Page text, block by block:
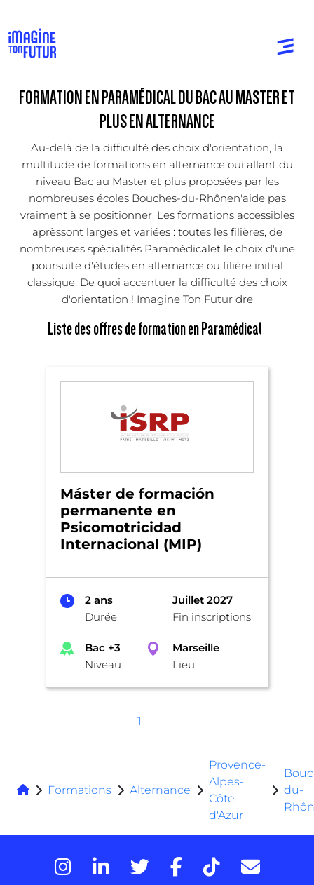
FORMATION EN PARAMÉDICAL DU BAC AU MASTER ET
PLUS EN ALTERNANCE
Au-delà de la difficulté des choix d'orientation, la
multitude de formations en alternance oui allant du
niveau Bac au Master et plus proposées par les
nombreuses écoles Bouches-du-Rhônen'aide pas
vraiment à se positionner. Les formations accessibles
aprèssont larges et variées : toutes les filières, de
nombreuses spécialités Paramédicalet le choix d'une
poursuite d'études en alternance ou filière initial
classique. De quoi accentuer la difficulté des choix
d'orientation ! Imagine Ton Futur dre
Liste des offres de formation en Paramédical
Máster de formación
permanente en
Psicomotricidad
Internacional (MIP)
2 ans
Durée
Juillet 2027
Fin inscriptions
Bac +3
Niveau
Marseille
Lieu
1
Formations Alternance
Provence-
Alpes-
Côte
d'Azur
du-